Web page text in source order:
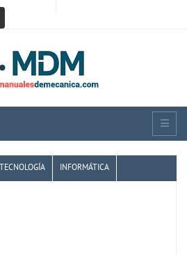
TECNOLOGÍA INFORMÁTICA